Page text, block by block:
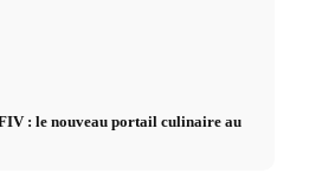
: le nouveau portail culinaire au